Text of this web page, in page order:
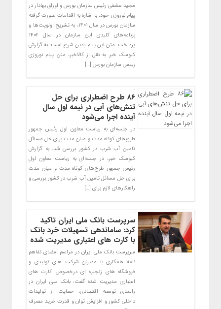
مجید عشقی رئیس سازمان بورس و اوراق بهادار در
پیام نوروزی خود،‌ با اشاره به اقدامات صورت گرفته
سازمان بورس در سال ۱۴۰۱، به تشریح اولویت‌ها و
برنامه‌های کلیدی این سازمان در سال ۱۴۰۲
پرداخت. متن این پیام بدین شرح است: به گزارش
کیوسک خبر به نقل از کالاخبر، متن پیام نوروزی
رییس سازمان بورس […]
۸۶ طرح اضطراری برای حل
تنش‌های آبی در نیمه اول سال
آینده اجرا می‌شود
در جلسه‌ای به ریاست معاون اول رئیس جمهور
طرح‌های کوتاه مدت و میان مدت برای حل مسائل
تامین آب شرب در کشور بررسی شد. به گزارش
کیوسک خبر، در جلسه‌ای به ریاست معاون اول
رئیس جمهور طرح‌های کوتاه مدت و میان مدت
برای حل مسائل تامین آب شرب در کشور بررسی و
راهکار‌های لازم برای […]
سرپرست بانک ملی ایران تاکید
کرد: ساماندهی تسهیلات خرد بانک
با کارت های اعتباری مدیریت شده
سرپرست بانک ملی ایران در مراسم امضای تفاهم
نامه همکاری با مدیران شرکت های تولیدی و
فروشگاه های زنجیره ای درخصوص کارت های
اعتباری مدیریت شده گفت: بانک ملی ایران در
راستای توسعه اقتصادی، حمایت از تولیدات
داخلی کشور و افزایش توان و قدرت خرید مصرف